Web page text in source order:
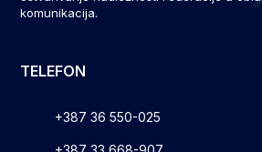
komunikacija.
TELEFON
+387 36 550-025